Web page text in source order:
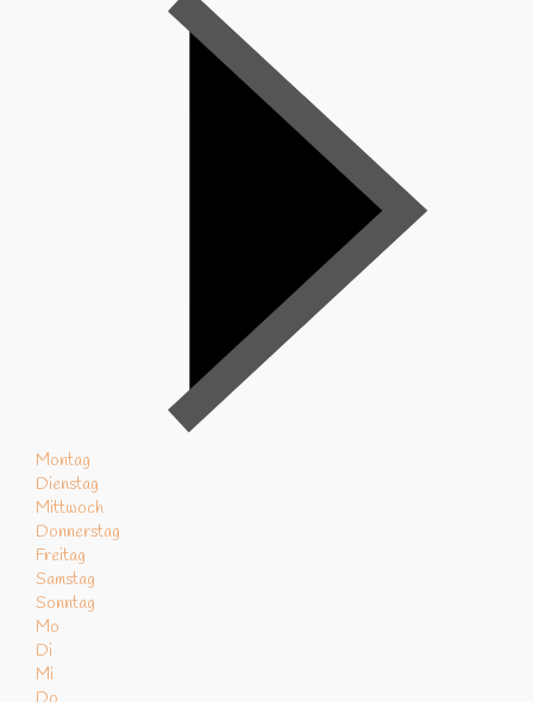
Montag
Dienstag
Mittwoch
Donnerstag
Freitag
Samstag
Sonntag
Mo
Di
Mi